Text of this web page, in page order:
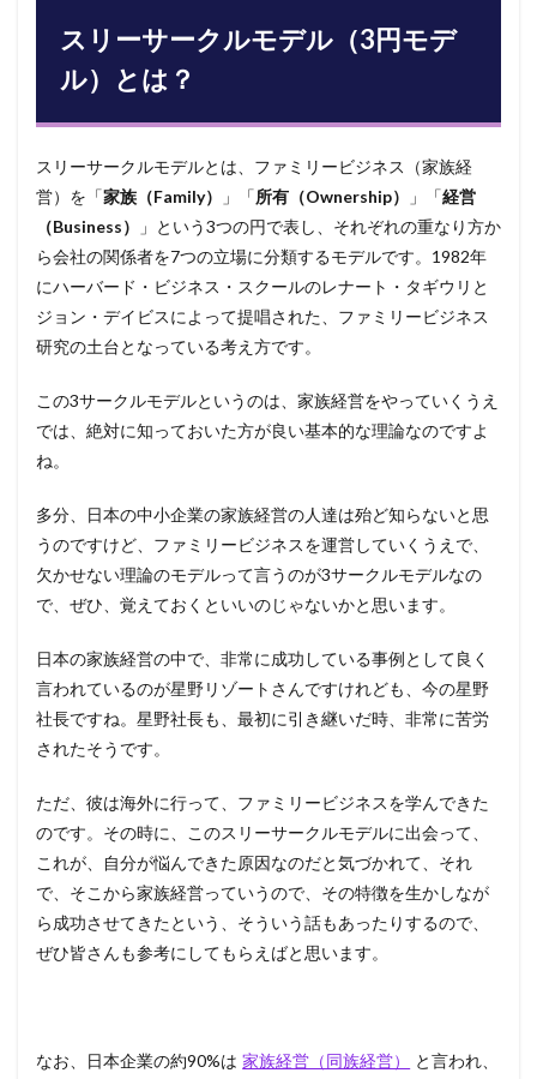
デル
（3
円モ
は？
ーサ
ーク
デル
が家
営を
複雑
にす
3
スリ
ーク
ルモ
が示
す難
しさ
①立
違い
る意
対立
スリ
ーサ
ーク
しさ
スリーサークルモデル（3円モデ
ル）とは？
スリーサークルモデルとは、ファミリービジネス（家族経
営）を「家族（Family） 」「所有（Ownership） 」「経営
（Business）
」という3つの円で表し、それぞれの重なり方か
ら会社の関係者を7つの立場に分類するモデルです。1982年
にハーバード・ビジネス・スクールのレナート・タギウリと
ジョン・デイビスによって提唱された、ファミリービジネス
研究の土台となっている考え方です。
この3サークルモデルというのは、家族経営をやっていくうえ
では、絶対に知っておいた方が良い基本的な理論なのですよ
ね。
多分、日本の中小企業の家族経営の人達は殆ど知らないと思
うのですけど、ファミリービジネスを運営していくうえで、
欠かせない理論のモデルって言うのが3サークルモデルなの
で、ぜひ、覚えておくといいのじゃないかと思います。
日本の家族経営の中で、非常に成功している事例として良く
言われているのが星野リゾートさんですけれども、今の星野
社長ですね。星野社長も、最初に引き継いだ時、非常に苦労
されたそうです。
ただ、彼は海外に行って、ファミリービジネスを学んできた
のです。その時に、このスリーサークルモデルに出会って、
これが、自分が悩んできた原因なのだと気づかれて、それ
で、そこから家族経営っていうので、その特徴を生かしなが
ら成功させてきたという、そういう話もあったりするので、
ぜひ皆さんも参考にしてもらえばと思います。
なお、日本企業の約90%は 家族経営（同族経営）
と言われ、